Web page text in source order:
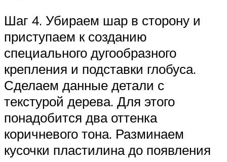
Шаг 4. Убираем шар в сторону и
приступаем к созданию
специального дугообразного
крепления и подставки глобуса.
Сделаем данные детали с
текстурой дерева. Для этого
понадобится два оттенка
коричневого тона. Разминаем
кусочки пластилина до появления